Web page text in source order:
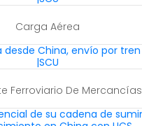
Carga Aérea
Ferroviario De Mercancías